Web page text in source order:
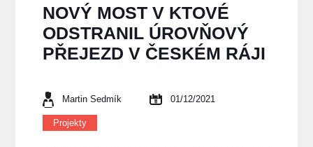
NOVÝ MOST V KTOVÉ
ODSTRANIL ÚROVŇOVÝ
PŘEJEZD V ČESKÉM RÁJI
Martin Sedmík 01/12/2021
Projekty